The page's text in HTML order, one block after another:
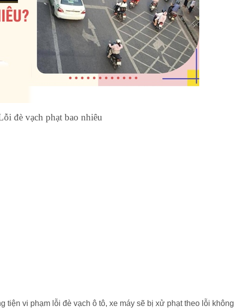
đè vạch phạt bao nhiêu
vi phạm lỗi đè vạch ô tô, xe máy sẽ bị xử phạt theo lỗi không